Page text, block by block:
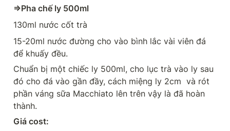
=>Pha chế ly 500ml
130ml nước cốt trà
15-20ml nước đường cho vào bình lắc vài viên đá
để khuấy đều.
Chuẩn bị một chiếc ly 500ml, cho lục trà vào ly sau
đó cho đá vào gần đầy, cách miệng ly 2cm  và rót
phần váng sữa Macchiato lên trên vậy là đã hoàn
thành.
Giá cost: